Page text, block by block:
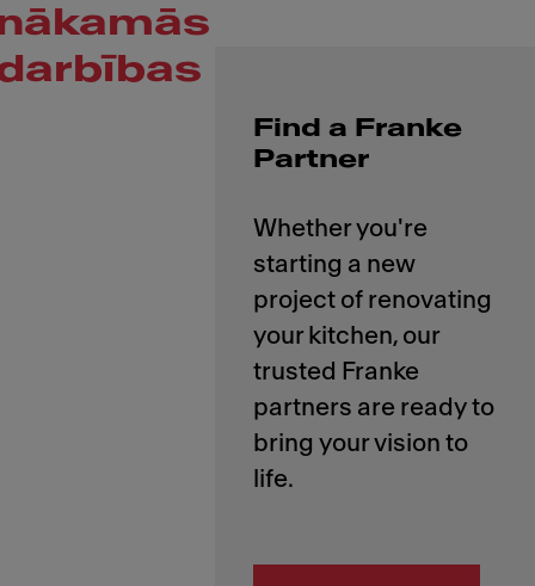
Find a Franke
Partner
Whether you're
starting a new
project of renovating
your kitchen, our
trusted Franke
partners are ready to
bring your vision to